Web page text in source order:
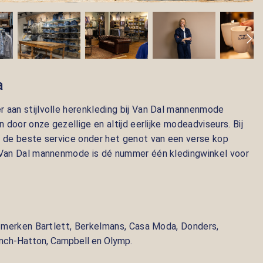
stijlvolle herenkleding bij Van Dal mannenmode
door onze gezellige en altijd eerlijke modeadviseurs. Bij
de beste service onder het genot van een verse kop
Dal mannenmode is dé nummer één kledingwinkel voor
Bartlett, Berkelmans, Casa Moda, Donders,
Hatton, Campbell en Olymp.